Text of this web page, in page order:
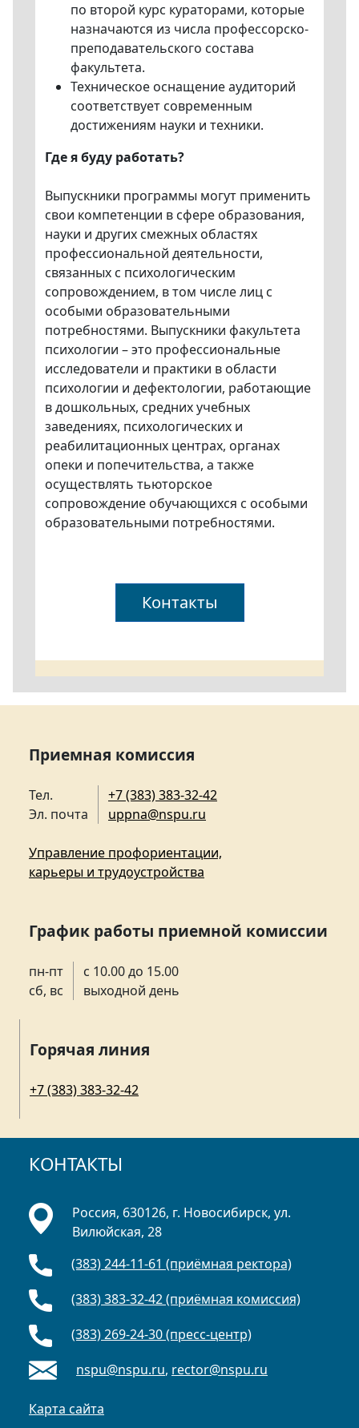
Контакты
по второй курс кураторами, которые
назначаются из числа профессорско-
преподавательского состава
факультета.
Техническое оснащение аудиторий
соответствует современным
достижениям науки и техники.
Где я буду работать?
Выпускники программы могут применить
свои компетенции в сфере образования,
науки и других смежных областях
профессиональной деятельности,
связанных с психологическим
сопровождением, в том числе лиц с
особыми образовательными
потребностями. Выпускники факультета
психологии – это профессиональные
исследователи и практики в области
психологии и дефектологии, работающие
в дошкольных, средних учебных
заведениях, психологических и
реабилитационных центрах, органах
опеки и попечительства, а также
осуществлять тьюторское
сопровождение обучающихся с особыми
образовательными потребностями.
Приемная комиссия
Тел.
Эл. почта
+7 (383) 383-32-42
uppna@nspu.ru
Управление профориентации,
карьеры и трудоустройства
График работы приемной комиссии
пн-пт
сб, вс
с 10.00 до 15.00
выходной день
Горячая линия
+7 (383) 383-32-42
КОНТАКТЫ
Россия, 630126, г. Новосибирск, ул.
Вилюйская, 28
(383) 244-11-61 (приёмная ректора)
(383) 383-32-42 (приёмная комиссия)
(383) 269-24-30 (пресс-центр)
nspu@nspu.ru, rector@nspu.ru
Карта сайта